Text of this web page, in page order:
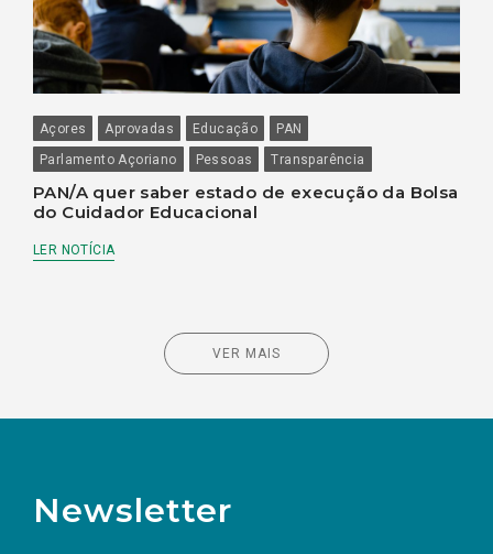
Açores Aprovadas Educação
PAN
Parlamento Açoriano
Pessoas Transparência
PAN/A quer saber estado de execução da Bolsa
do Cuidador Educacional
LER NOTÍCIA
VER MAIS
Newsletter